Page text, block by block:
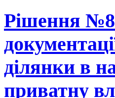
Рішення
ділянки в
приватну